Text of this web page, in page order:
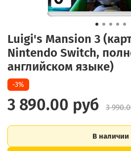
Luigi's Mansion 3
Nintendo Switch,
английском языке)
-3%
3 890.00 руб 3
В наличии